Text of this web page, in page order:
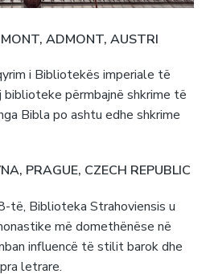
ADMONT, AUSTRI
i Bibliotekës imperiale të
përmbajnë shkrime të
Bibla po ashtu edhe shkrime
PRAGUE, CZECH REPUBLIC
të, Biblioteka Strahoviensis u
më domethënëse në
influencë të stilit barok dhe
letrare.